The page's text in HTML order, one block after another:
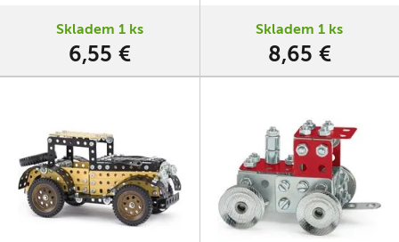
Merkur díly jsou univerzální a tak
a nápadu. Stavebnici tak
Skladem 1 ks
6,55 €
Merkur díly jsou univerzální a tak
a nápadu. Stavebnici tak
Skladem 1 ks
8,65 €